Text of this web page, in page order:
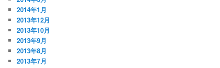
2014年1月
2013年12月
2013年10月
2013年9月
2013年8月
2013年7月